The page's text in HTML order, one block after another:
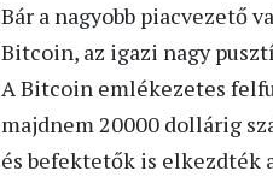
Bár a nagyobb piacvezető
Bitcoin, az igazi nagy
A Bitcoin emlékezetes
majdnem 20000 dollárig
és befektetők is elkezdték